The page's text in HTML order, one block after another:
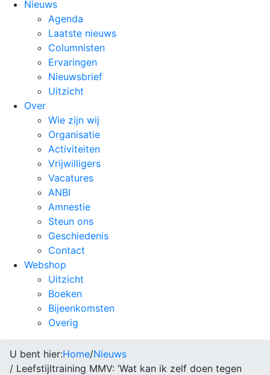
Nieuws
Agenda
Laatste nieuws
Columnisten
Ervaringen
Nieuwsbrief
Uitzicht
Over
Wie zijn wij
Organisatie
Activiteiten
Vrijwilligers
Vacatures
ANBI
Amnestie
Steun ons
Geschiedenis
Contact
Webshop
Uitzicht
Boeken
Bijeenkomsten
Overig
U bent hier:Home/Nieuws
/ Leefstijltraining MMV: ‘Wat kan ik zelf doen tegen